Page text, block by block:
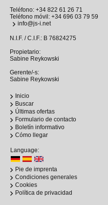
Teléfono: +34 822 61 26 71
Teléfono móvil: +34 696 03 79 59
info@js-i.net
N.I.F. / C.I.F.: B 76824275
Propietario:
Sabine Reykowski
Gerente/-s:
Sabine Reykowski
Inicio
Buscar
Últimas ofertas
Formulario de contacto
Boletín informativo
Cómo llegar
Language:
Pie de imprenta
Condiciones generales
Cookies
Política de privacidad